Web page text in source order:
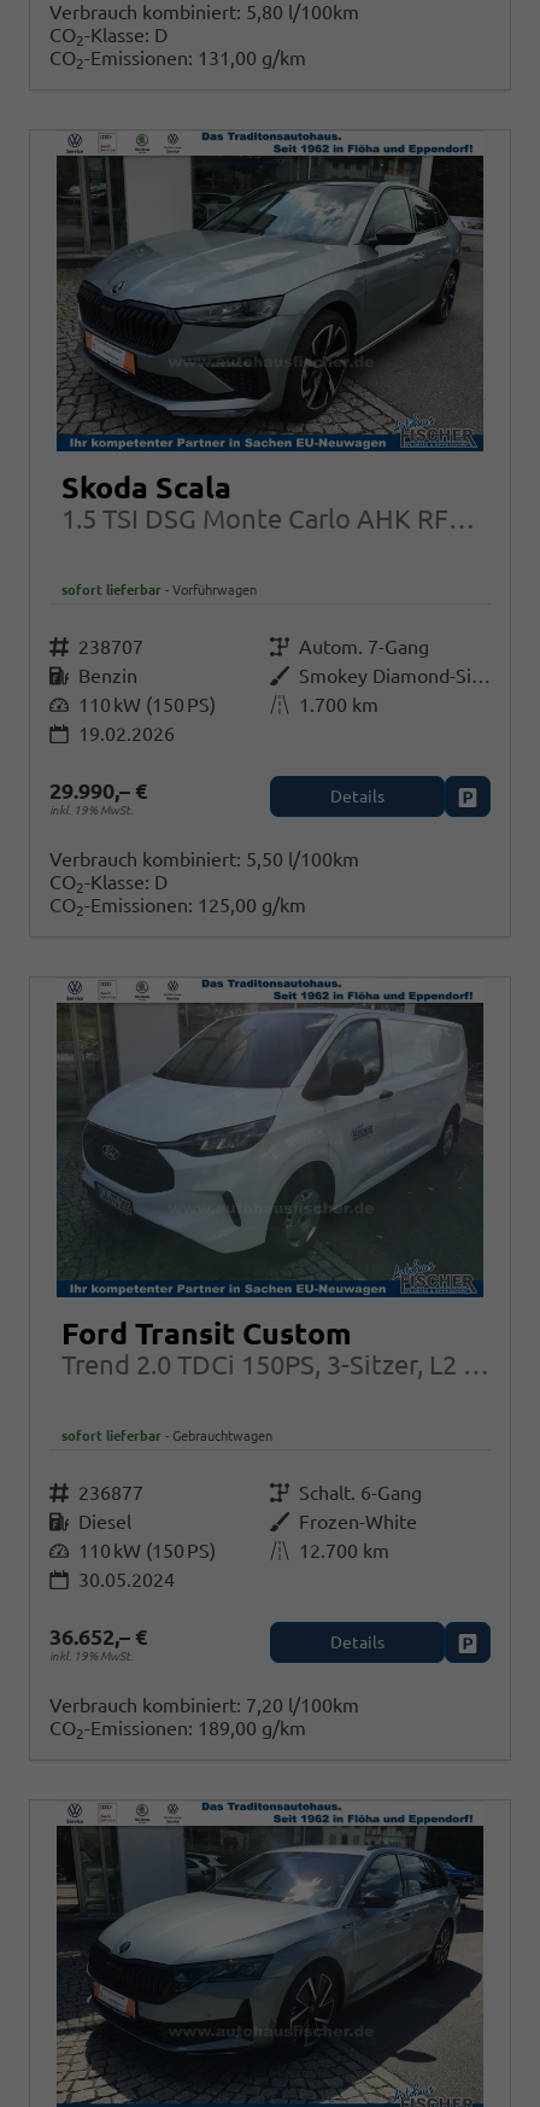
Verbrauch kombiniert: 5,80 l/100km
CO2-Klasse: D
CO2-Emissionen: 131,00 g/km
Skoda Scala
1.5 TSI DSG Monte Carlo AHK RFK Garantie
sofort lieferbar Vorführwagen
Fahrzeugnr. 238707 GetriebeAutom. 7-Gang
KraftstoffBenzin Außenfarbe
Leistung 110 kW (150 PS) Kilometerstand 1.700 km
19.02.2026
29.990,– €
inkl. 19% MwSt.
Details
Verbrauch kombiniert: 5,50 l/100km
CO2-Klasse: D
CO2-Emissionen: 125,00 g/km
Ford Transit Custom
Trend 2.0 TDCi 150PS, 3-Sitzer, L2 (LANGER RADSTAND) H1, Modell: 320, 5 JAHRE GARANTIE
sofort lieferbar Gebrauchtwagen
Fahrzeugnr. 236877 GetriebeSchalt. 6-Gang
KraftstoffDiesel AußenfarbeFrozen-White
Leistung 110 kW (150 PS) Kilometerstand 12.700 km
30.05.2024
36.652,– €
inkl. 19% MwSt.
Details
Verbrauch kombiniert: 7,20 l/100km
CO2-Emissionen: 189,00 g/km